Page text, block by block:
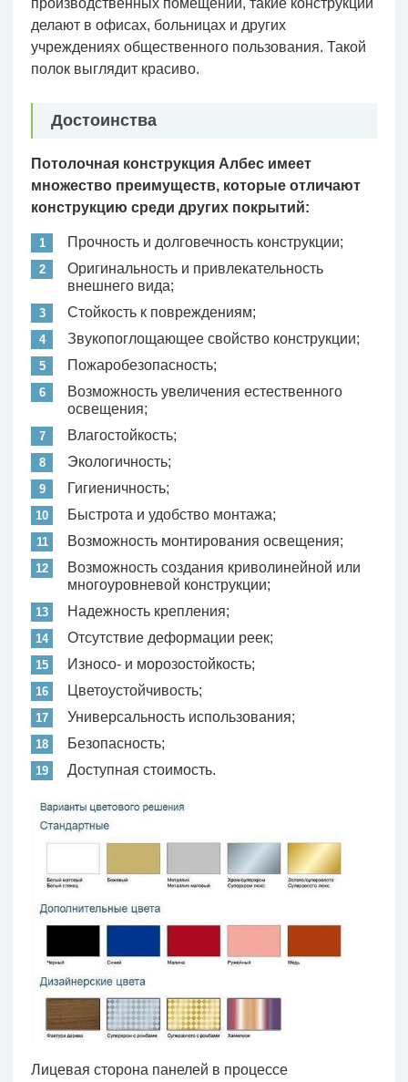
производственных помещений, такие конструкции
делают в офисах, больницах и других
учреждениях общественного пользования. Такой
полок выглядит красиво.
Достоинства
Потолочная конструкция Албес имеет
множество преимуществ, которые отличают
конструкцию среди других покрытий:
Прочность и долговечность конструкции;
Оригинальность и привлекательность
внешнего вида;
Стойкость к повреждениям;
Звукопоглощающее свойство конструкции;
Пожаробезопасность;
Возможность увеличения естественного
освещения;
Влагостойкость;
Экологичность;
Гигиеничность;
Быстрота и удобство монтажа;
Возможность монтирования освещения;
Возможность создания криволинейной или
многоуровневой конструкции;
Надежность крепления;
Отсутствие деформации реек;
Износо- и морозостойкость;
Цветоустойчивость;
Универсальность использования;
Безопасность;
Доступная стоимость.
Лицевая сторона панелей в процессе